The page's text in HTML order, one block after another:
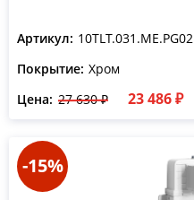
Артикул: 10TLT.031.ME.PG02
Покрытие: Хром
Цена: 27 630 ₽ 23 486 ₽
-15%